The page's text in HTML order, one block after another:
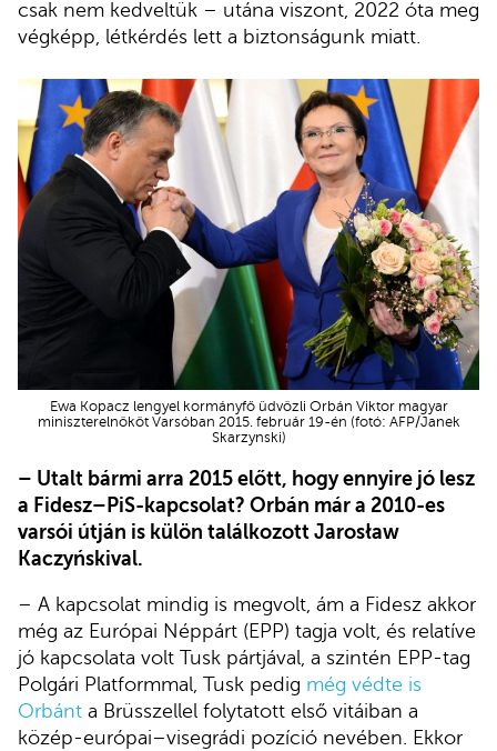
csak nem kedveltük – utána viszont, 2022 óta meg
végképp, létkérdés lett a biztonságunk miatt.
Ewa Kopacz lengyel kormányfő üdvözli Orbán Viktor magyar
miniszterelnököt Varsóban 2015. február 19-én (fotó: AFP/Janek
Skarzynski)
– Utalt bármi arra 2015 előtt, hogy ennyire jó lesz
a Fidesz–PiS-kapcsolat? Orbán már a 2010-es
varsói útján is külön találkozott Jarosław
Kaczyńskival.
– A kapcsolat mindig is megvolt, ám a Fidesz akkor
még az Európai Néppárt (EPP) tagja volt, és relatíve
jó kapcsolata volt Tusk pártjával, a szintén EPP-tag
Polgári Platformmal, Tusk pedig még védte is
Orbánt a Brüsszellel folytatott első vitáiban a
közép-európai–visegrádi pozíció nevében. Ekkor